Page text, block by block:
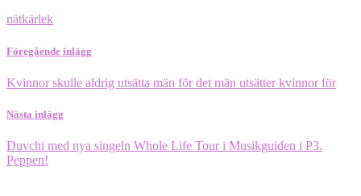
nätkärlek
Föregående inlägg
Kvinnor skulle aldrig utsätta män för det män utsätter kvinnor för
Nästa inlägg
Duvchi med nya singeln Whole Life Tour i Musikguiden i P3.
Peppen!